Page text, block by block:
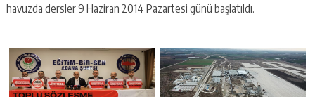
havuzda dersler 9 Haziran 2014 Pazartesi günü başlatıldı.